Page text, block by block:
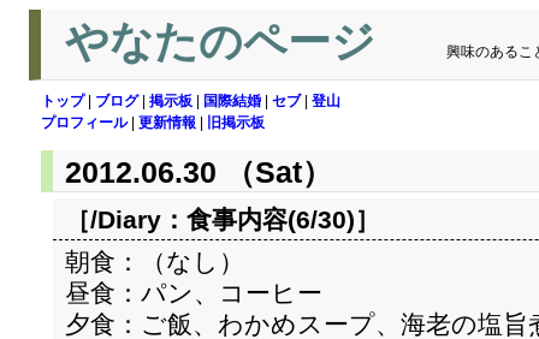
やなたのページ 興味のあるこ
トップ| ブログ| 掲示板 国際結婚 セブ| 登山
プロフィール| 更新情報 旧掲示板
2012.06.30 （Sat）
［/Diary： 食事内容(6/30)］
朝食：（なし）
昼食：パン、コーヒー
夕食：ご飯、わかめスープ、海老の塩旨